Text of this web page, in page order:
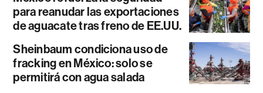
para reanudar las exportaciones
de aguacate tras freno de EE.UU.
Sheinbaum condiciona uso de
fracking en México: solo se
permitirá con agua salada